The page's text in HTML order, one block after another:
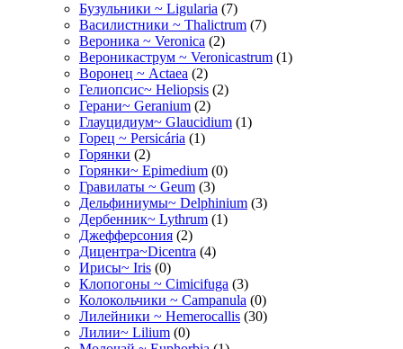
Бузульники ~ Ligularia (7)
Василистники ~ Thalictrum (7)
Вероника ~ Veronica (2)
Вероникаструм ~ Veronicastrum (1)
Воронец ~ Actaea (2)
Гелиопсис~ Heliopsis (2)
Герани~ Geranium (2)
Глауцидиум~ Glaucidium (1)
Горец ~ Persicária (1)
Горянки (2)
Горянки~ Epimedium (0)
Гравилаты ~ Geum (3)
Дельфиниумы~ Delphinium (3)
Дербенник~ Lythrum (1)
Джефферсония (2)
Дицентра~Dicentra (4)
Ирисы~ Iris (0)
Клопогоны ~ Cimicifuga (3)
Колокольчики ~ Campanula (0)
Лилейники ~ Hemerocallis (30)
Лилии~ Lilium (0)